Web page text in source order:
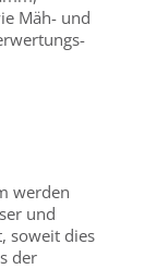
Mäh- und
werden
und
soweit dies
der